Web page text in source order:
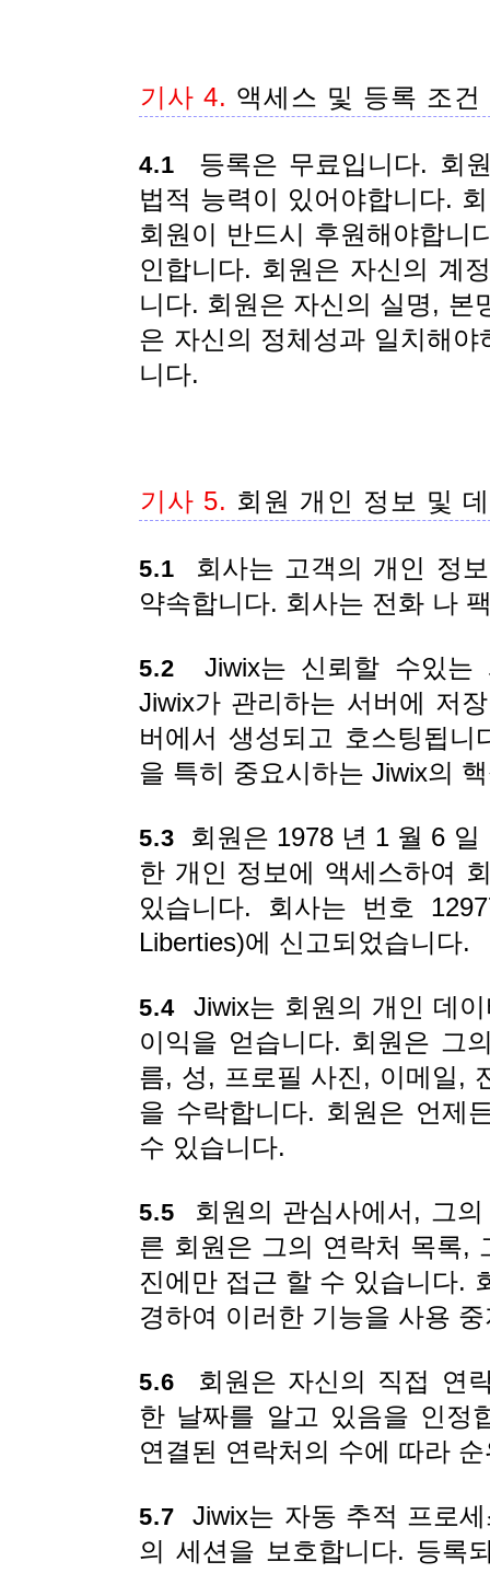
기사 4. 액세스 및 등록 조건
4.1 등록은 무료입니다. 회
법적 능력이 있어야합니다.
회원이 반드시 후원해야합니
인합니다. 회원은 자신의 계
니다. 회원은 자신의 실명, 본
은 자신의 정체성과 일치해
니다.
기사 5. 회원 개인 정보 및
5.1 회사는 고객의 개인 정
약속합니다. 회사는 전화 나
5.2 Jiwix는 신뢰할 수있는
Jiwix가 관리하는 서버에 저
버에서 생성되고 호스팅됩
을 특히 중요시하는 Jiwix의
5.3 회원은 1978 년 1 월 6
한 개인 정보에 액세스하여
있습니다. 회사는 번호
Liberties)에 신고되었습니다.
5.4 Jiwix는 회원의 개인 데
이익을 얻습니다. 회원은 그
름, 성, 프로필 사진, 이메일,
을 수락합니다. 회원은 언제
수 있습니다.
5.5 회원의 관심사에서, 그
른 회원은 그의 연락처 목록,
진에만 접근 할 수 있습니다.
경하여 이러한 기능을 사용
5.6 회원은 자신의 직접 연
한 날짜를 알고 있음을 인정
연결된 연락처의 수에 따라
5.7 Jiwix는 자동 추적 프로
의 세션을 보호합니다. 등록